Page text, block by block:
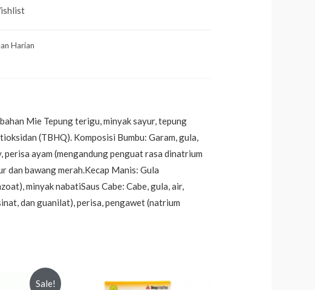
Harian
Mie Tepung terigu, minyak sayur, tepung
(TBHQ). Komposisi Bumbu: Garam, gula,
ayam (mengandung penguat rasa dinatrium
bawang merah.Kecap Manis: Gula
minyak nabatiSaus Cabe: Cabe, gula, air,
dan guanilat), perisa, pengawet (natrium
Sale!